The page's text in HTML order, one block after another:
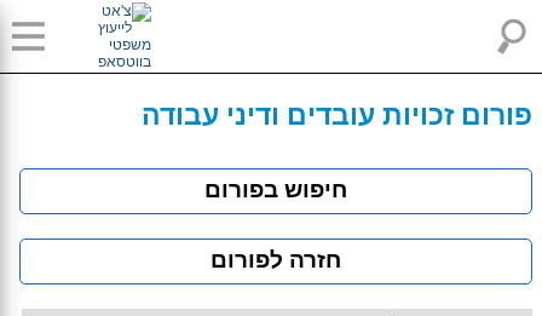
פורום זכויות עובדים ודיני עבודה
חיפוש בפורום
חזרה לפורום